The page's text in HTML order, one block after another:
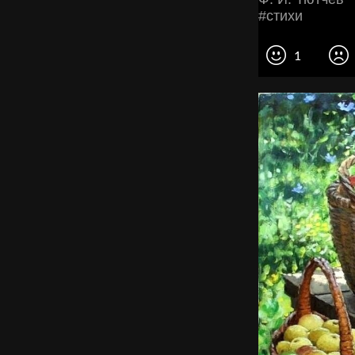
#стихи
1